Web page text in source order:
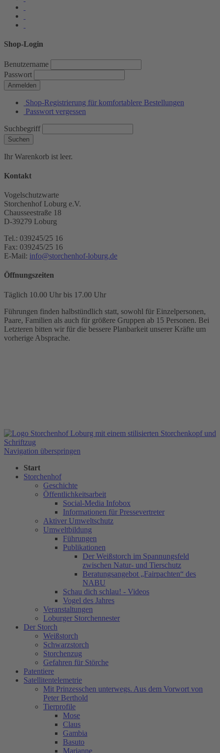
Shop-Login
Benutzername
Passwort
Anmelden
Shop-Registrierung für komfortablere Bestellungen
Passwort vergessen
Suchbegriff
Suchen
Ihr Warenkorb ist leer.
Kontakt
Vogelschutzwarte
Storchenhof Loburg e.V.
Chausseestraße 18
D-39279 Loburg
Tel.: 039245/25 16
Fax: 039245/25 16
E-Mail: info@storchenhof-loburg.de
Öffnungszeiten
Täglich 10.00 Uhr bis 17.00 Uhr
Führungen finden halbstündlich statt, sowohl für Einzelpersonen,
Paare, Familien als auch für größere Gruppen ab 15 Personen. Bei
Letzteren bitten wir für die bessere Planbarkeit unserer Kräfte um
vorherige Absprache.
Navigation überspringen
Start
Storchenhof
Geschichte
Öffentlichkeitsarbeit
Social-Media Infobox
Informationen für Pressevertreter
Aktiver Umweltschutz
Umweltbildung
Führungen
Publikationen
Der Weißstorch im Spannungsfeld
zwischen Natur- und Tierschutz
Beratungsangebot „Fairpachten“ des
NABU
Schau dich schlau! - Videos
Vogel des Jahres
Veranstaltungen
Loburger Storchennester
Der Storch
Weißstorch
Schwarzstorch
Storchenzug
Gefahren für Störche
Patentiere
Satellitentelemetrie
Mit Prinzesschen unterwegs. Aus dem Vorwort von
Peter Berthold
Tierprofile
Mose
Claus
Gambia
Basuto
Marianne